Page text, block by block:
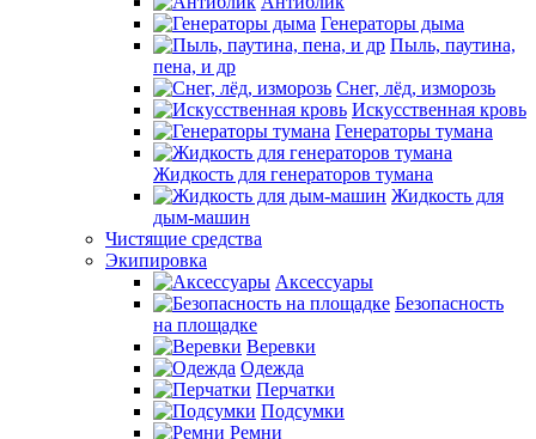
Генераторы дыма
Пыль, паутина,
пена, и др
Снег, лёд, изморозь
Искусственная кровь
Генераторы тумана
Жидкость для генераторов тумана
Жидкость для
дым-машин
Чистящие средства
Экипировка
Аксессуары
Безопасность
на площадке
Веревки
Одежда
Перчатки
Подсумки
Ремни